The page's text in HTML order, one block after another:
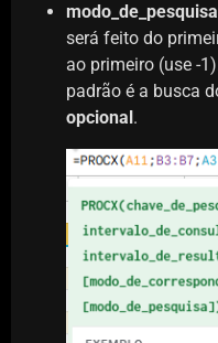
será feito do
ao primeiro (use -
padrão é a busca
opcional .